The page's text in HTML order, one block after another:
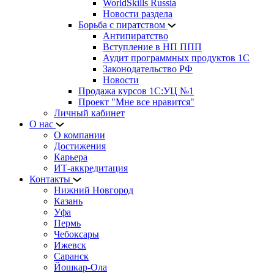
WorldSkills Russia
Новости раздела
Борьба с пиратством
Антипиратство
Вступление в НП ППП
Аудит программных продуктов 1С
Законодательство РФ
Новости
Продажа курсов 1С:УЦ №1
Проект "Мне все нравится"
Личный кабинет
О нас
О компании
Достижения
Карьера
ИТ-аккредитация
Контакты
Нижний Новгород
Казань
Уфа
Пермь
Чебоксары
Ижевск
Саранск
Йошкар-Ола